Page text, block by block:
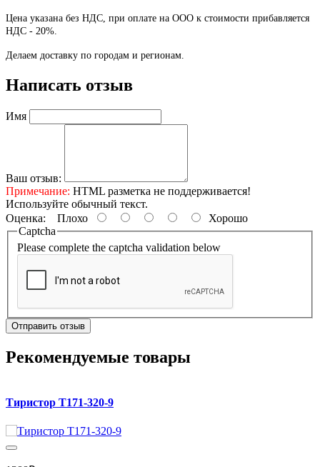
Цена указана без НДС, при оплате на ООО к стоимости прибавляется
НДС - 20%.
Делаем доставку по городам и регионам.
Написать отзыв
Имя
Ваш отзыв:
Примечание: HTML разметка не поддерживается!
Используйте обычный текст.
Оценка: Плохо
Хорошо
Captcha
Please complete the captcha validation below
Отправить отзыв
Рекомендуемые товары
Тиристор Т171-320-9